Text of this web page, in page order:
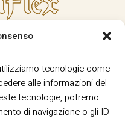
tecnologie come
alle informazioni del
tecnologie, potremo
di navigazione o gli ID